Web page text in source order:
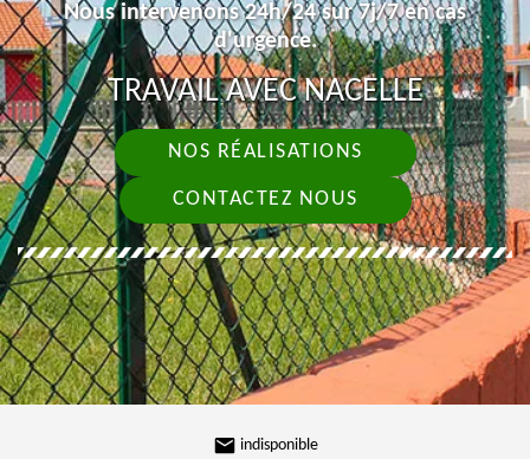
Nous intervenons 24h/24 sur 7j/7 en cas
d'urgence.
TRAVAIL AVEC NACELLE
NOS RÉALISATIONS
CONTACTEZ NOUS
indisponible